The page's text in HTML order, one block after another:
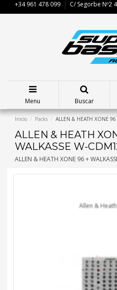
+34 961 478 099 C/ Segorbe Nº2
Menu Buscar
Inicio Packs ALLEN & HEATH XONE
ALLEN & HEATH
WALKASSE W-
ALLEN & HEATH XONE 96 +
Allen &